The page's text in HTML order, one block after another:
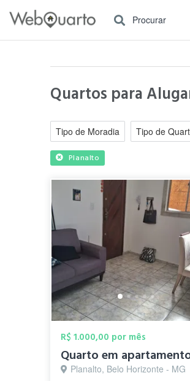
Procurar
Quartos para
Tipo de Moradia Tipo de
Planalto
R$ 1.000,00 por mês
Planalto, Belo Horizonte - MG